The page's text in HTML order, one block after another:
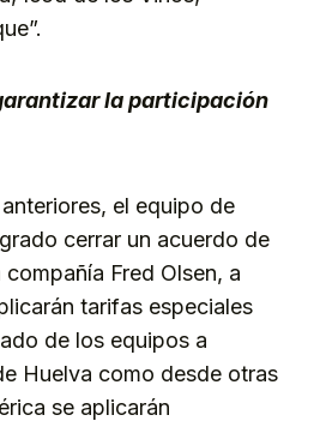
la participación
el equipo de
cerrar un acuerdo de
Fred Olsen, a
tarifas especiales
de los equipos a
Huelva como desde otras
se aplicarán